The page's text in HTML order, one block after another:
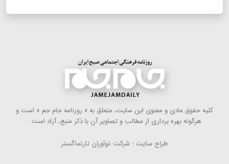
كلیه حقوق مادی و معنوی این سایت، متعلق به « روزنامه جام جم » است و
هرگونه بهره ‌برداری از مطالب و تصاویر آن با ذكر منبع، آزاد است .
طراح سایت : شرکت نوآوران تارنماگستر